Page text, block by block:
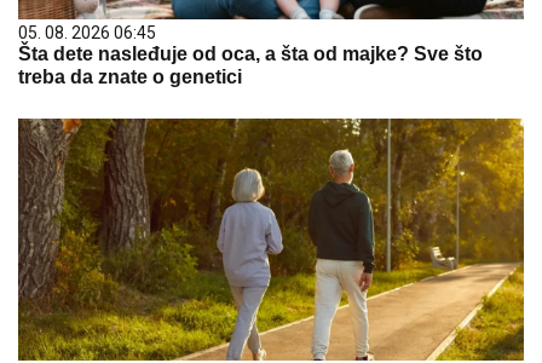
05. 08. 2026 06:45
Šta dete nasleđuje od oca, a šta od majke? Sve što
treba da znate o genetici